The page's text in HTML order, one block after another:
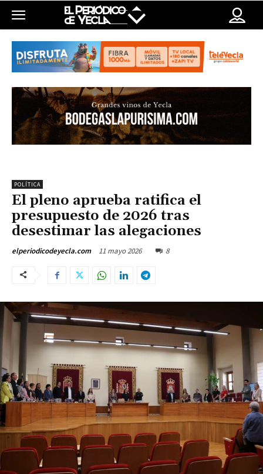
POLÍTICA
El pleno aprueba ratifica el
presupuesto de 2026 tras
desestimar las alegaciones
elperiodicodeyecla.com 11 mayo 2026 8